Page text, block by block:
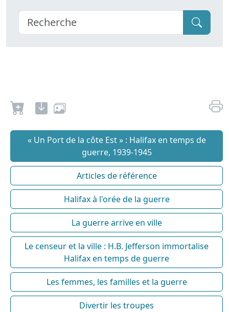
« Un Port de la côte Est » : Halifax en temps de
guerre, 1939-1945
Articles de référence
Halifax à l'orée de la guerre
La guerre arrive en ville
Le censeur et la ville : H.B. Jefferson immortalise
Halifax en temps de guerre
Les femmes, les familles et la guerre
Divertir les troupes